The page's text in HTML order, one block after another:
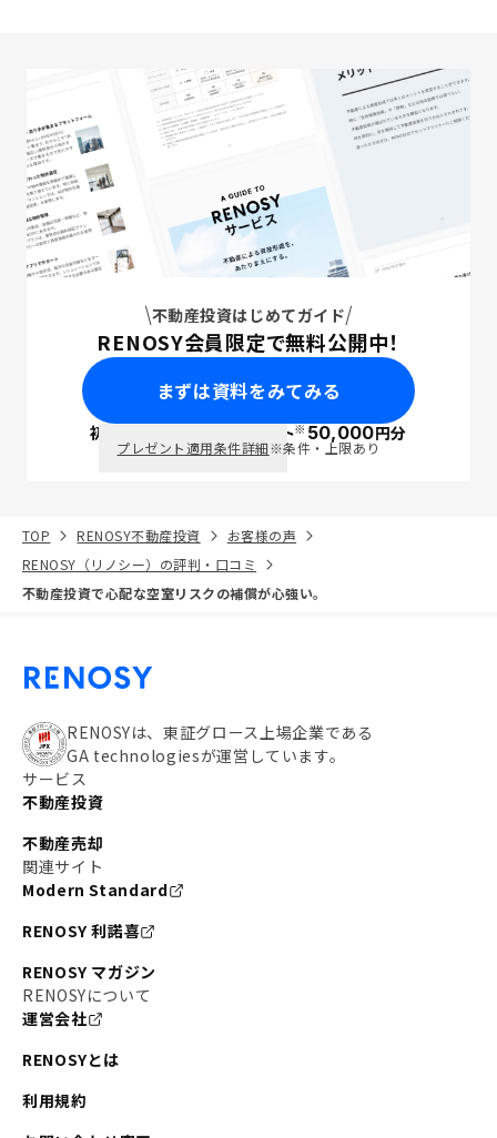
不動産投資はじめてガイド
RENOSY会員限定で無料公開中！
まずは資料をみてみる
初回面談で ポイント※50,000円分
プレゼント適用条件詳細※条件・上限あり
TOP RENOSY不動産投資
お客様の声
RENOSY（リノシー）の評判・口コミ
不動産投資で心配な空室リスクの補償が心強い。
RENOSYは、東証グロース上場企業である
GA technologiesが運営しています。
サービス
不動産投資
不動産売却
関連サイト
Modern Standard
RENOSY 利諾喜
RENOSY マガジン
RENOSYについて
運営会社
RENOSYとは
利用規約